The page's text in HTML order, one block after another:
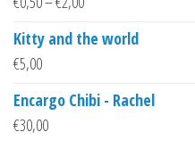
Kitty and the world
€5,00
Encargo Chibi - Rachel
€30,00